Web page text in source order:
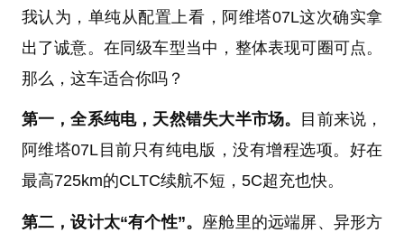
我认为，单纯从配置上看，阿维塔07L这次确实拿
出了诚意。在同级车型当中，整体表现可圈可点。
那么，这车适合你吗？
第一，全系纯电，天然错失大半市场。
目前来说，
阿维塔07L目前只有纯电版，没有增程选项。好在
最高725km的CLTC续航不短，5C超充也快。
第二，设计太“有个性”。 座舱里的远端屏、异形方